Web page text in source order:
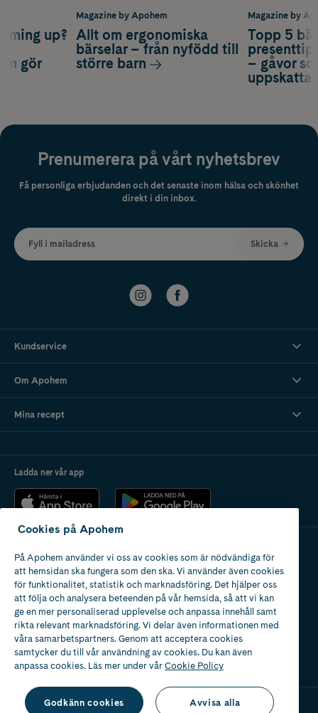
Magazine by
Topp 5
– gåvor
up?
gör
Magazine by Apohem
Allt om ergonomiska
bärselar – från nyfödd till
större barn
Prenumerera på vårt nyhetsbrev
Få personliga erbjudanden och det senaste inom hälsa och skönhet
direkt i din inbox.
Fyll i mailadress Skicka
Kundservice
Om Apohem
Mina recept
Ladda ner vår app
Apotek med tillstånd
av Läkemedelsverket
2024
Cookies på Apohem
På Apohem använder vi oss av cookies som är nödvändiga för
att hemsidan ska fungera som den ska. Vi använder även cookies
för funktionalitet, statistik och marknadsföring. Det hjälper oss
att följa och analysera beteenden på vår hemsida, så att vi kan
ge en mer personaliserad upplevelse och anpassa innehåll samt
rikta relevant marknadsföring. Vi delar även informationen med
våra samarbetspartners. Genom att acceptera cookies
samtycker du till vår användning av cookies. Du kan även
anpassa cookies. Läs mer under vårCookie Policy
Godkänn cookies Avvisa alla